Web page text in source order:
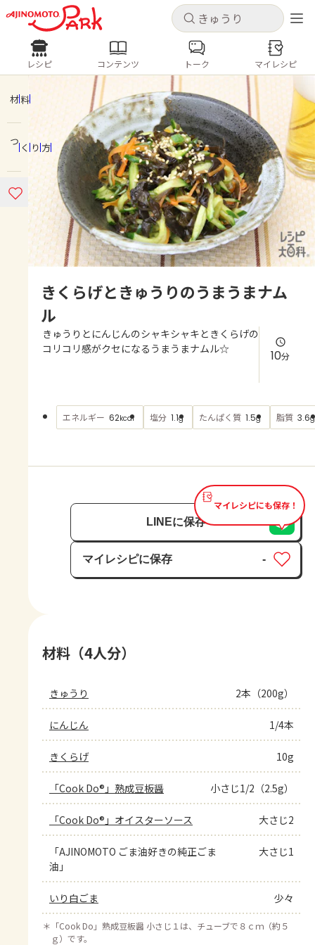
キャンセル
ログインするとレシピを保存できます
ログイン 新規登録
ホーム
コンテンツ
レシピ
お買い物
キャンセル
レシピ コンテンツ
人気の食材・レシピ
きゅうり なす トマト
とうもろこし
ピーマン
みょうが ゴーヤ
レシピ コンテンツ トーク マイレシピ
材料
つくり方
きくらげときゅうりのうまうまナム
ル
きゅうりとにんじんのシャキシャキときくらげの
コリコリ感がクセになるうまうまナムル☆
10分
エネルギー 62kcal 塩分 1.1g たんぱく質 1.5g 脂質 3.6g
マイレシピにも保存！
LINEに保存
マイレシピに保存
保存済み
-
材料（4人分）
きゅうり 2本（200g）
にんじん 1/4本
きくらげ 10g
「Cook Do®」熟成豆板醤 小さじ1/2（2.5g）
「Cook Do®」オイスターソース 大さじ2
「AJINOMOTO ごま油好きの純正ごま
油」
大さじ1
いり白ごま 少々
＊ 「Cook Do」熟成豆板醤 小さじ１は、チューブで８ｃｍ（約５
ｇ）です。